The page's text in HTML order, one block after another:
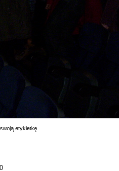
etykietkę.